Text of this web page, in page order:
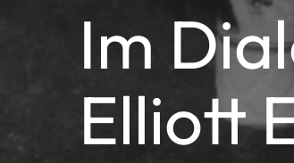
Im
Elliott